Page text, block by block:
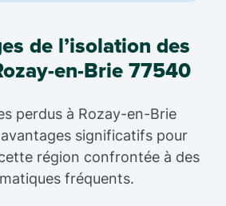
de l’isolation des
en-Brie 77540
perdus à Rozay-en-Brie
significatifs pour
région confrontée à des
fréquents.